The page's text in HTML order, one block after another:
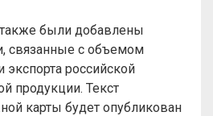
были добавлены
связанные с объемом
экспорта российской
продукции. Текст
карты будет опубликован